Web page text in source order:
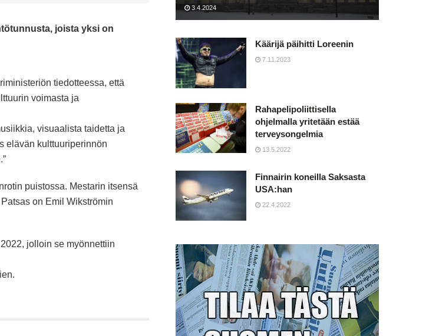
joista yksi on
tiedotteessa, että
voimasta ja
visuaalista taidetta ja
elävän kulttuuriperinnön
puistossa. Mestarin itsensä
on Emil Wikströmin
jolloin se myönnettiin
3.4.2024
Käärijä päihitti Loreenin
7.11.2023
Rahapelipoliittisella
ohjelmalla yritetään estää
terveysongelmia
13.5.2022
Finnairin koneilla Saksasta
USA:han
22.4.2022